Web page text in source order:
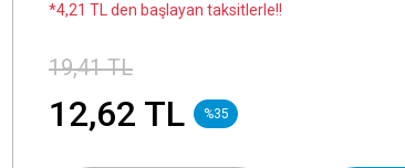
*4,21 TL den başlayan taksitlerle!!
19,41 TL
12,62 TL %35